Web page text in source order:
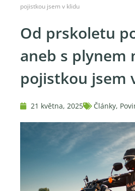
pojistkou jsem v klidu
Od prskoletu
aneb s plynem
pojistkou jsem
21 května, 2025 Články,